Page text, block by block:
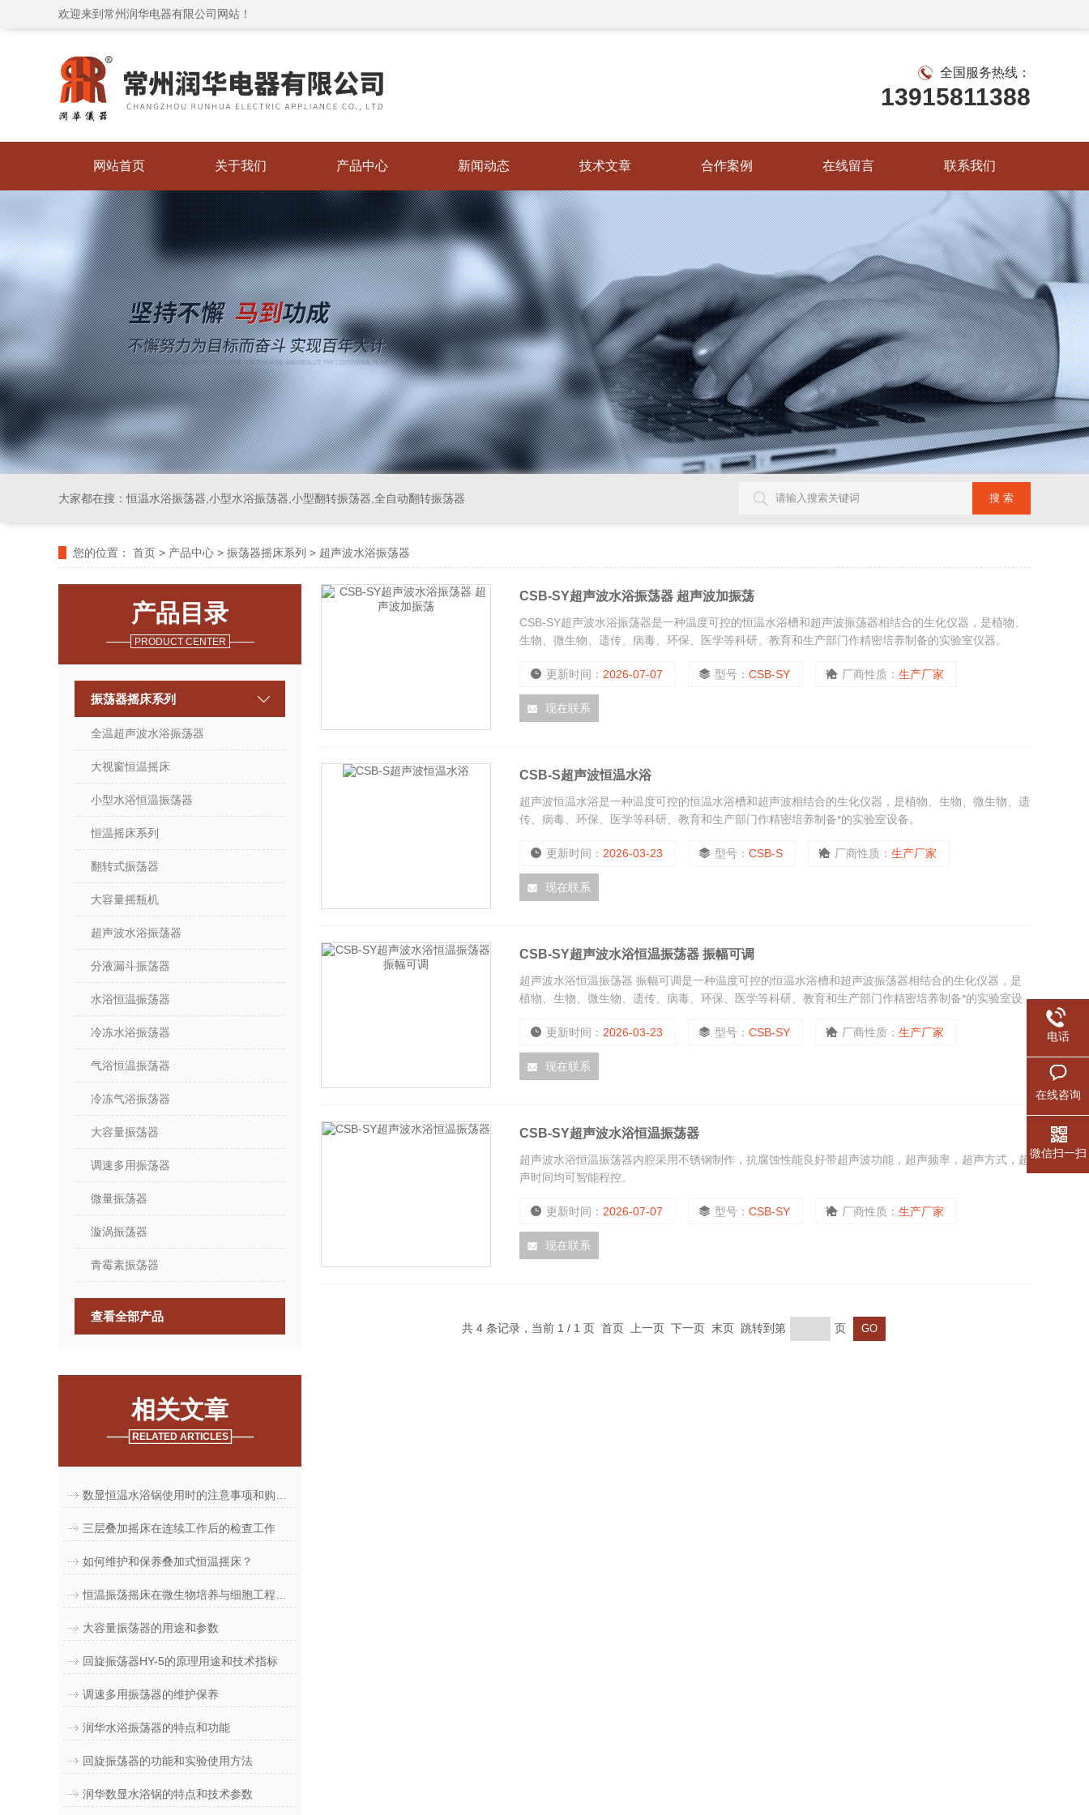
欢迎来到常州润华电器有限公司网站！
全国服务热线：
13915811388
网站首页 关于我们 产品中心 新闻动态 技术文章 合作案例 在线留言 联系我们
大家都在搜：恒温水浴振荡器,小型水浴振荡器,小型翻转振荡器,全自动翻转振荡器
您的位置： 首页 > 产品中心 > 振荡器摇床系列 > 超声波水浴振荡器
产品目录
PRODUCT CENTER
振荡器摇床系列
全温超声波水浴振荡器
大视窗恒温摇床
小型水浴恒温振荡器
恒温摇床系列
翻转式振荡器
大容量摇瓶机
超声波水浴振荡器
分液漏斗振荡器
水浴恒温振荡器
冷冻水浴振荡器
气浴恒温振荡器
冷冻气浴振荡器
大容量振荡器
调速多用振荡器
微量振荡器
漩涡振荡器
青霉素振荡器
查看全部产品
相关文章
RELATED ARTICLES
三层叠加摇床在连续工作后的检查工作
如何维护和保养叠加式恒温摇床？
大容量振荡器的用途和参数
回旋振荡器HY-5的原理用途和技术指标
调速多用振荡器的维护保养
润华水浴振荡器的特点和功能
回旋振荡器的功能和实验使用方法
润华数显水浴锅的特点和技术参数
CSB-SY超声波水浴振荡器 超声波加振荡
CSB-SY超声波水浴振荡器是一种温度可控的恒温水浴槽和超声波振荡器相结合的生化仪器，是植物、
生物、微生物、遗传、病毒、环保、医学等科研、教育和生产部门作精密培养制备的实验室仪器。
更新时间： 2026-07-07 型号：CSB-SY 厂商性质：生产厂家
现在联系
CSB-S超声波恒温水浴
超声波恒温水浴是一种温度可控的恒温水浴槽和超声波相结合的生化仪器，是植物、生物、微生物、遗
传、病毒、环保、医学等科研、教育和生产部门作精密培养制备*的实验室设备。
更新时间： 2026-03-23 型号：CSB-S 厂商性质：生产厂家
现在联系
CSB-SY超声波水浴恒温振荡器 振幅可调
超声波水浴恒温振荡器 振幅可调是一种温度可控的恒温水浴槽和超声波振荡器相结合的生化仪器，是
植物、生物、微生物、遗传、病毒、环保、医学等科研、教育和生产部门作精密培养制备*的实验室设
更新时间： 2026-03-23 型号：CSB-SY 厂商性质：生产厂家
现在联系
CSB-SY超声波水浴恒温振荡器
超声波水浴恒温振荡器内腔采用不锈钢制作，抗腐蚀性能良好带超声波功能，超声频率，超声方式，超
声时间均可智能程控。
更新时间： 2026-07-07 型号：CSB-SY 厂商性质：生产厂家
现在联系
共 4 条记录，当前 1 / 1 页 首页 上一页 下一页 末页 跳转到第 页
电话
在线咨询
微信扫一扫